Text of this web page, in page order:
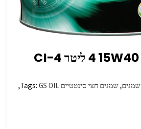
שמן חצי סינטטי 15W40 ‏4 ליטר CI-4
שמנים,שמנים חצי סינטטיים Tags: GS OIL
,